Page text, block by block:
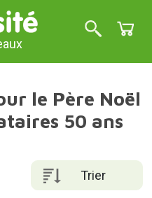
le Père Noël
50 ans
Trier